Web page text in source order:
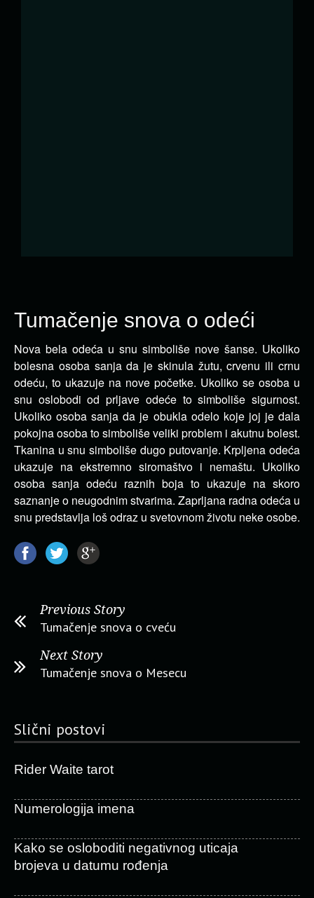
Tumačenje snova o odeći
Nova bela odeća u snu simboliše nove šanse. Ukoliko
bolesna osoba sanja da je skinula žutu, crvenu ili crnu
odeću, to ukazuje na nove početke. Ukoliko se osoba u
snu oslobodi od prljave odeće to simboliše sigurnost.
Ukoliko osoba sanja da je obukla odelo koje joj je dala
pokojna osoba to simboliše veliki problem i akutnu bolest.
Tkanina u snu simboliše dugo putovanje. Krpljena odeća
ukazuje na ekstremno siromaštvo i nemaštu. Ukoliko
osoba sanja odeću raznih boja to ukazuje na skoro
saznanje o neugodnim stvarima. Zaprljana radna odeća u
snu predstavlja loš odraz u svetovnom životu neke osobe.
Previous Story
Tumačenje snova o cveću
Next Story
Tumačenje snova o Mesecu
Slični postovi
Rider Waite tarot
Numerologija imena
Kako se osloboditi negativnog uticaja
brojeva u datumu rođenja